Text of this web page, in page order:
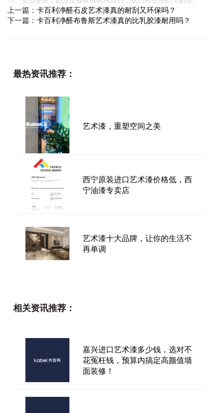
上一篇： ​卡百利净醛石皮艺术漆真的耐刮又环保吗？
下一篇： 卡百利净醛布鲁斯艺术漆真的比乳胶漆耐用吗？
最热资讯推荐：
艺术漆，重塑空间之美
西宁原装进口艺术漆价格低，西
宁油漆专卖店
艺术漆十大品牌，让你的生活不
再单调
艺术涂料加盟趋势洞察：渠道变
革下的机会、风险与方法论
相关资讯推荐：
嘉兴进口艺术漆多少钱，选对不
花冤枉钱，预算内搞定高颜值墙
面装修！